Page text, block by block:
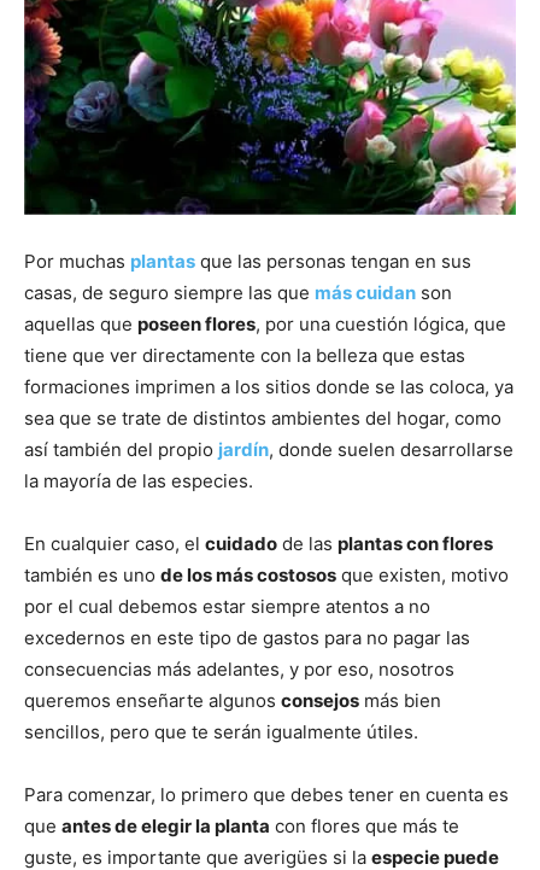
Por muchas plantas que las personas tengan en sus
casas, de seguro siempre las que más cuidan son
aquellas que poseen flores, por una cuestión lógica, que
tiene que ver directamente con la belleza que estas
formaciones imprimen a los sitios donde se las coloca, ya
sea que se trate de distintos ambientes del hogar, como
así también del propio jardín, donde suelen desarrollarse
la mayoría de las especies.
En cualquier caso, el cuidado de las plantas con flores
también es uno de los más costosos que existen, motivo
por el cual debemos estar siempre atentos a no
excedernos en este tipo de gastos para no pagar las
consecuencias más adelantes, y por eso, nosotros
queremos enseñarte algunos consejos más bien
sencillos, pero que te serán igualmente útiles.
Para comenzar, lo primero que debes tener en cuenta es
que antes de elegir la planta con flores que más te
guste, es importante que averigües si la especie puede